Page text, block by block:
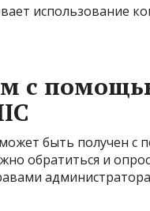
использование
с
быть получен
обратиться и